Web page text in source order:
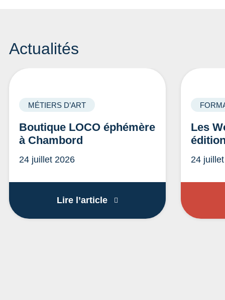
Actualités
Boutique LOCO éphémère
à Chambord
MÉTIERS D’ART
24 juillet 2026
Lire l’articleBoutique LOCO éphémère
Les
24